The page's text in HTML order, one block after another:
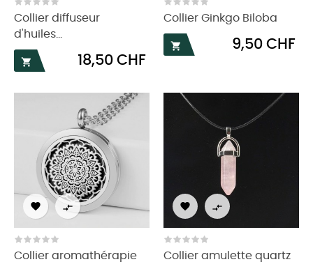
Collier diffuseur
d'huiles...

Prix
18,50 CHF
Collier Ginkgo Biloba

Prix
9,50 CHF
 
Collier aromathérapie
 
Collier amulette quartz